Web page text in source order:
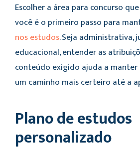
Escolher a área para concurso
você é o primeiro passo para
nos estudos. Seja administrativa,
educacional, entender as
conteúdo exigido ajuda a
um caminho mais certeiro até a
Plano de estudos
personalizado